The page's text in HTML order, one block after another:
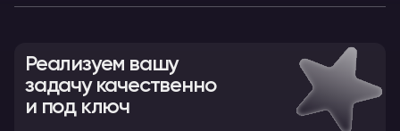
Реализуем вашу
задачу качественно
и под ключ